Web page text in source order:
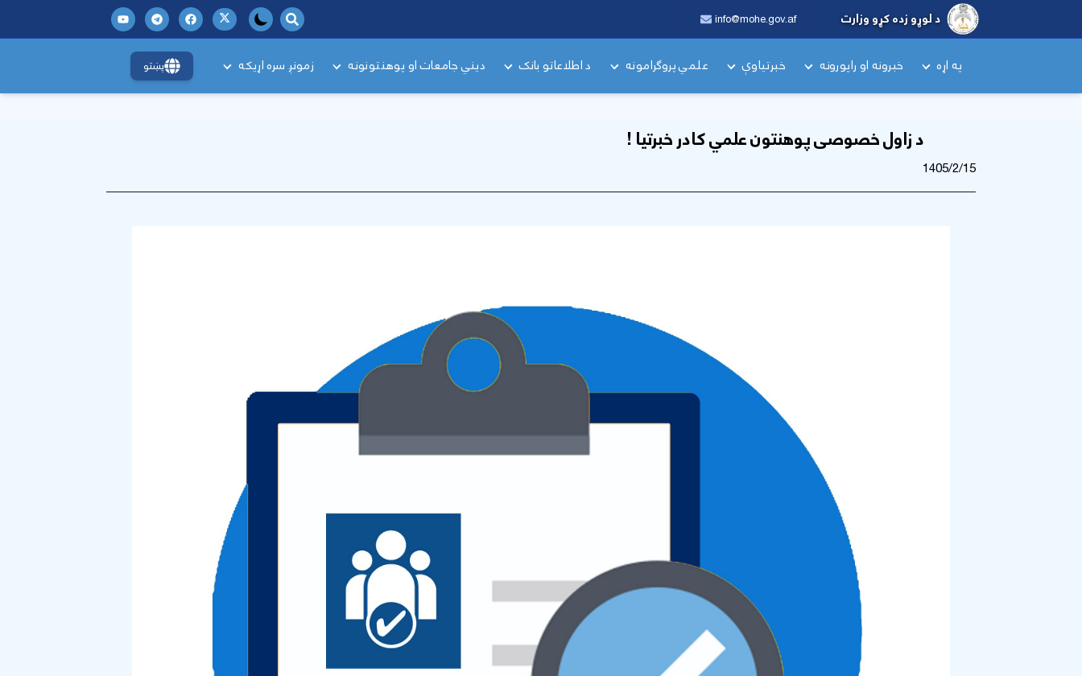
د لوړو زده کړو وزارت info@mohe.gov.af
په اړه خبرونه او راپورونه خبرتیاوې علمي پروګرامونه د اطلاعاتو بانک دیني جامعات او پوهنتونونه زمونږ سره اړیکه پښتو
د زاول خصوصی پوهنتون علمي کادر خبرتیا !
1405/2/15